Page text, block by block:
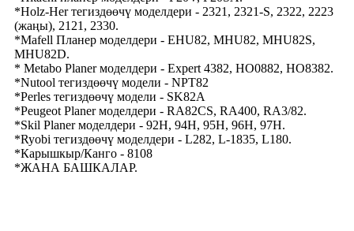
*Holz-Her тегиздөөчү моделдери - 2321, 2321-S, 2322, 2223
(жаңы), 2121, 2330.
*Mafell Планер моделдери - EHU82, MHU82, MHU82S,
MHU82D.
* Metabo Planer моделдери - Expert 4382, HO0882, HO8382.
*Nutool тегиздөөчү модели - NPT82
*Perles тегиздөөчү модели - SK82A
*Peugeot Planer моделдери - RA82CS, RA400, RA3/82.
*Skil Planer моделдери - 92H, 94H, 95H, 96H, 97H.
*Ryobi тегиздөөчү моделдери - L282, L-1835, L180.
*Карышкыр/Канго - 8108
*ЖАНА БАШКАЛАР.